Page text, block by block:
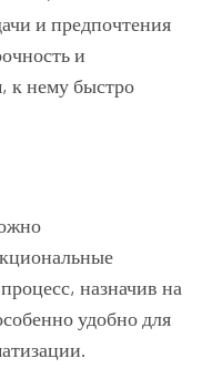
и предпочтения
и
к нему быстро
назначив на
удобно для